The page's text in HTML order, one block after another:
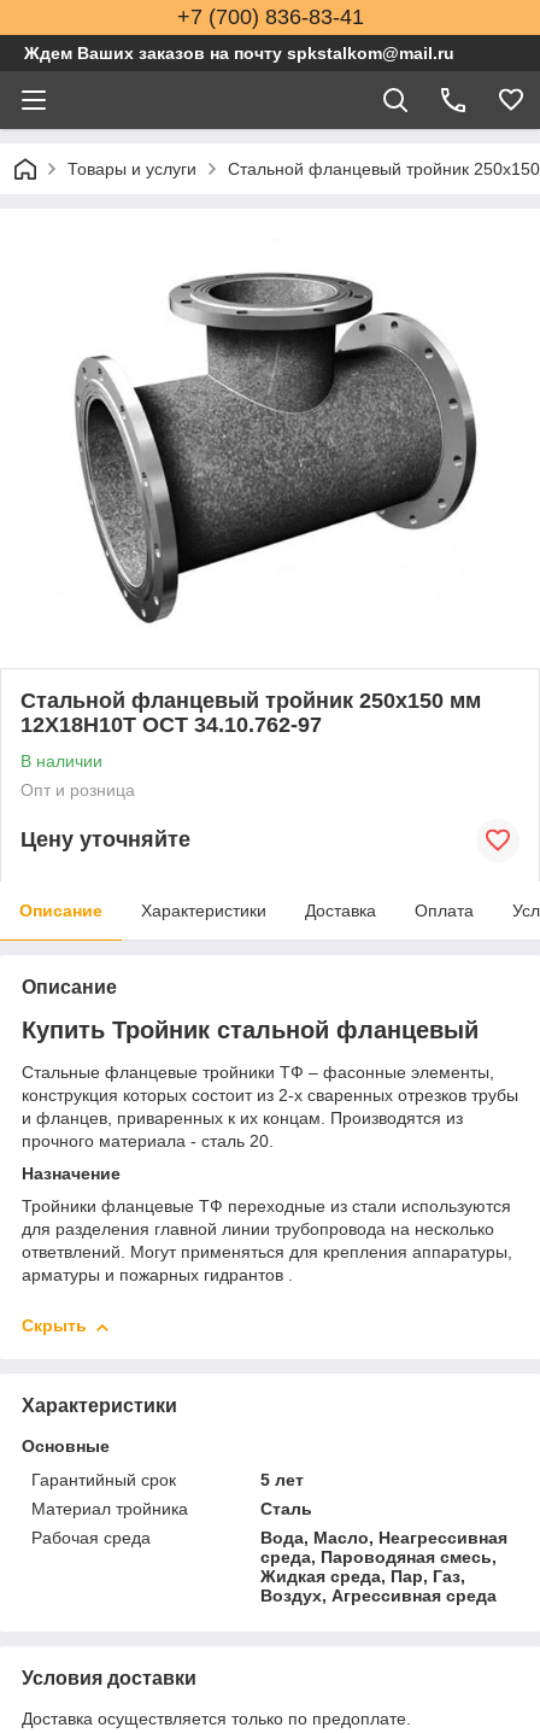
+7 (700) 836-83-41
Ждем Ваших заказов на почту spkstalkom@mail.ru
Товары и услуги Стальной фланцевый тройник
Стальной фланцевый тройник 250x150 мм
12Х18Н10Т ОСТ 34.10.762-97
В наличии
Опт и розница
Цену уточняйте
Описание Характеристики Доставка Оплата
Описание
Купить Тройник стальной фланцевый
Стальные фланцевые тройники ТФ – фасонные элементы,
конструкция которых состоит из 2-х сваренных отрезков трубы
и фланцев, приваренных к их концам. Производятся из
прочного материала - сталь 20.
Назначение
Тройники фланцевые ТФ переходные из стали используются
для разделения главной линии трубопровода на несколько
ответвлений. Могут применяться для крепления аппаратуры,
арматуры и пожарных гидрантов .
Скрыть
Характеристики
Основные
Гарантийный срок
5 лет
Материал тройника
Сталь
Рабочая среда
Вода, Масло, Неагрессивная
среда, Пароводяная смесь,
Жидкая среда, Пар, Газ,
Воздух, Агрессивная среда
Условия доставки
Доставка осуществляется только по предоплате.